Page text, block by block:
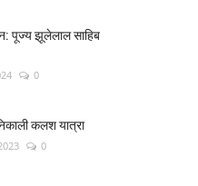
पूज्य झूलेलाल साहिब
0
कलश यात्रा
0